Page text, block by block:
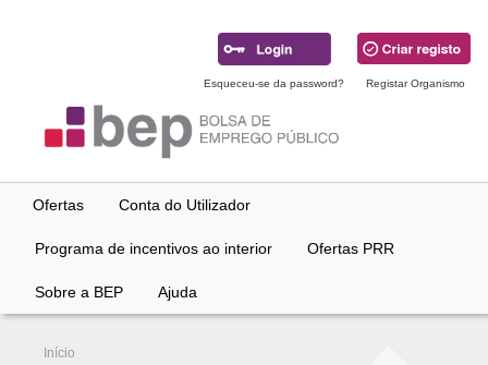
Esqueceu-se da password? Registar Organismo
Ofertas Conta do Utilizador
Programa de incentivos ao interior Ofertas PRR
Sobre a BEP Ajuda
Início